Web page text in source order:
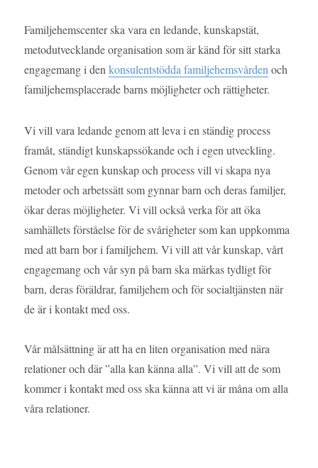
Familjehemscenter ska vara en ledande, kunskapstät,
metodutvecklande organisation som är känd för sitt starka
engagemang i denkonsulentstödda familjehemsvården och
familjehemsplacerade barns möjligheter och rättigheter.
Vi vill vara ledande genom att leva i en ständig process
framåt, ständigt kunskapssökande och i egen utveckling.
Genom vår egen kunskap och process vill vi skapa nya
metoder och arbetssätt som gynnar barn och deras familjer,
ökar deras möjligheter. Vi vill också verka för att öka
samhällets förståelse för de svårigheter som kan uppkomma
med att barn bor i familjehem. Vi vill att vår kunskap, vårt
engagemang och vår syn på barn ska märkas tydligt för
barn, deras föräldrar, familjehem och för socialtjänsten när
de är i kontakt med oss.
Vår målsättning är att ha en liten organisation med nära
relationer och där ”alla kan känna alla”. Vi vill att de som
kommer i kontakt med oss ska känna att vi är måna om alla
våra relationer.